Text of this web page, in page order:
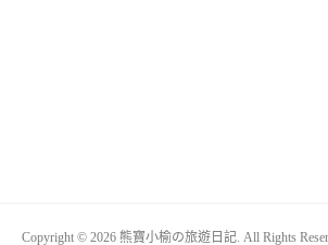
Copyright © 2026 熊寶小榆の旅遊日記. All Rights